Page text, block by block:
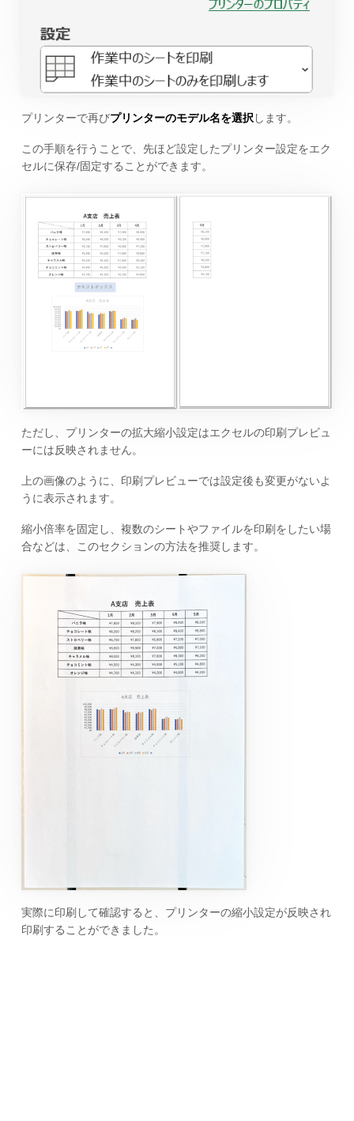
プリンターで再びプリンターのモデル名を選択 します。
この手順を行うことで、先ほど設定したプリンター設定をエク
セルに保存/固定することができます。
ただし、プリンターの拡大縮小設定はエクセルの印刷プレビュ
ーには反映されません。
上の画像のように、印刷プレビューでは設定後も変更がないよ
うに表示されます。
縮小倍率を固定し、複数のシートやファイルを印刷をしたい場
合などは、このセクションの方法を推奨します。
実際に印刷して確認すると、プリンターの縮小設定が反映され
印刷することができました。